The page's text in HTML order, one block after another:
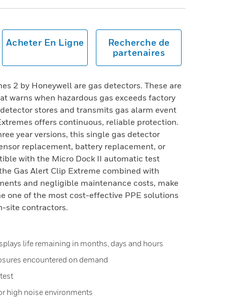
Acheter En Ligne
Recherche de
partenaires
2 by Honeywell are gas detectors. These are
warns when hazardous gas exceeds factory
stores and transmits gas alarm event
offers continuous, reliable protection.
year versions, this single gas detector
replacement, battery replacement, or
with the Micro Dock II automatic test
Gas Alert Clip Extreme combined with
and negligible maintenance costs, make
one of the most cost-effective PPE solutions
site contractors.
life remaining in months, days and hours
encountered on demand
high noise environments